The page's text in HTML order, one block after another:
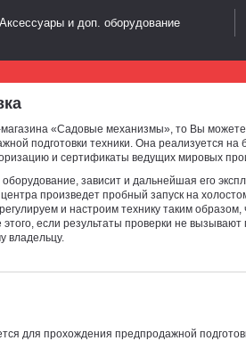
«Садовые механизмы», то Вы можете
подготовки техники. Она реализуется на
и сертификаты ведущих мировых
зависит и дальнейшая его
произведет пробный запуск на
и настроим технику таким
если результаты проверки не вызывают
владельцу.
для прохождения предпродажной
Аксессуары и доп. оборудование